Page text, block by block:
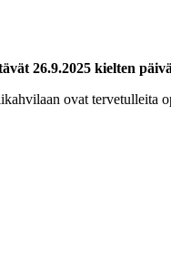
26.9.2025 kielten
ovat tervetulleita